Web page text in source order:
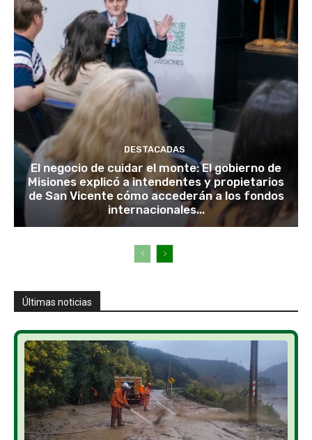
DESTACADAS
El negocio de cuidar el monte: El gobierno de
Misiones explicó a intendentes y propietarios
de San Vicente cómo accederán a los fondos
internacionales...
Últimas noticias